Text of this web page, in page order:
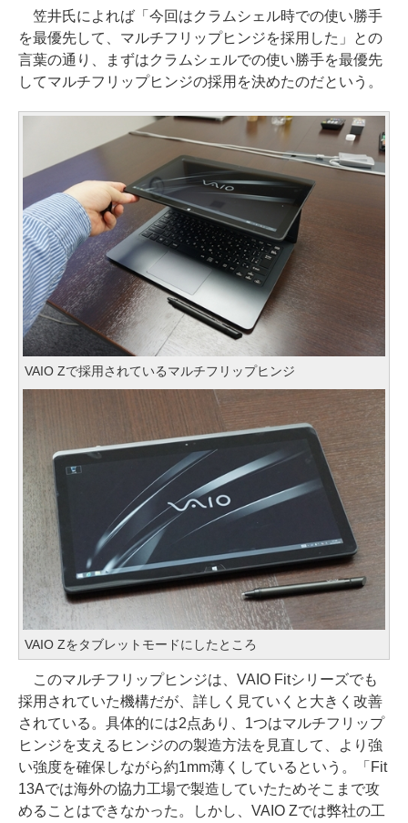
笠井氏によれば「今回はクラムシェル時での使い勝手
を最優先して、マルチフリップヒンジを採用した」との
言葉の通り、まずはクラムシェルでの使い勝手を最優先
してマルチフリップヒンジの採用を決めたのだという。
VAIO Zで採用されているマルチフリップヒンジ
VAIO Zをタブレットモードにしたところ
このマルチフリップヒンジは、VAIO Fitシリーズでも
採用されていた機構だが、詳しく見ていくと大きく改善
されている。具体的には2点あり、1つはマルチフリップ
ヒンジを支えるヒンジのの製造方法を見直して、より強
い強度を確保しながら約1mm薄くしているという。「Fit
13Aでは海外の協力工場で製造していたためそこまで攻
めることはできなかった。しかし、VAIO Zでは弊社の工